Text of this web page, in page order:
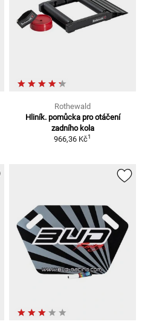
Rothewald
Hliník. pomůcka pro otáčení
zadního kola
966,36 Kč1